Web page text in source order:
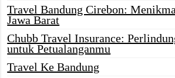
Travel Bandung Cirebon:
Jawa Barat
Chubb Travel Insurance:
untuk Petualanganmu
Travel Ke Bandung